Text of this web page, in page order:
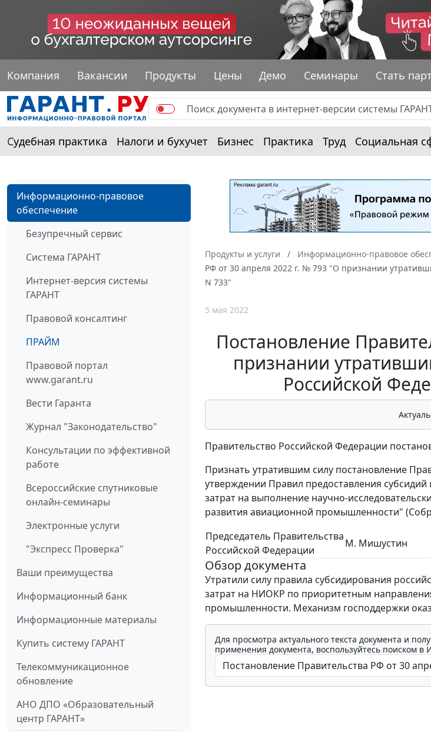
Компания Вакансии Продукты Цены Демо Семинары Стать
Судебная практика Налоги и бухучет Бизнес Практика Труд Социальная
Информационно-правовое
обеспечение
Безупречный сервис
Система ГАРАНТ
Интернет-версия системы
ГАРАНТ
Правовой консалтинг
ПРАЙМ
Правовой портал
www.garant.ru
Вести Гаранта
Журнал "Законодательство"
Консультации по эффективной
работе
Всероссийские спутниковые
онлайн-семинары
Электронные услуги
"Экспресс Проверка"
Ваши преимущества
Информационный банк
Информационные материалы
Купить систему ГАРАНТ
Телекоммуникационное
обновление
АНО ДПО «Образовательный
центр ГАРАНТ»
Продукты и услуги Информационно-правовое
РФ от 30 апреля 2022 г. № 793 "О признании
N 733"
5 мая 2022
Постановление
признании
Российской
Правительство Российской Федерации
Признать утратившим силу постановление
утверждении Правил предоставления
затрат на выполнение научно-
развития авиационной промышленности"
Председатель Правительства
Российской Федерации
М. Мишустин
Обзор документа
Утратили силу правила субсидирования
затрат на НИОКР по приоритетным
промышленности. Механизм господдержки
Для просмотра актуального текста документа и
применения документа, воспользуйтесь поиском в